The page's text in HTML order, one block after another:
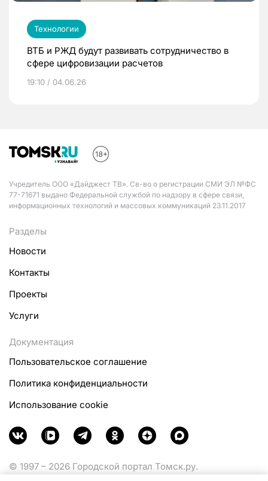
Технологии
ВТБ и РЖД будут развивать сотрудничество в
сфере цифровизации расчетов
19:10 / 04.06.26
Учредитель ООО «Дайджест ТВ». Св-во о регистрации СМИ ЭЛ №ФС
77-71671 выдано Федеральной службой по надзору в сфере связи,
информационных технологий и массовых коммуникаций 23.11.2017
Разделы
Новости
Контакты
Проекты
Услуги
Документация
Пользовательское соглашение
Политика конфиденциальности
Использование cookie
© 1997 – 2026 Городской портал Томск.ру.